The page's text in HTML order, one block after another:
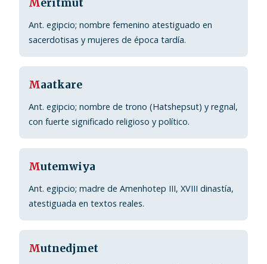
Meritmut
Ant. egipcio; nombre femenino atestiguado en
sacerdotisas y mujeres de época tardía.
Maatkare
Ant. egipcio; nombre de trono (Hatshepsut) y regnal,
con fuerte significado religioso y político.
Mutemwiya
Ant. egipcio; madre de Amenhotep III, XVIII dinastía,
atestiguada en textos reales.
Mutnedjmet